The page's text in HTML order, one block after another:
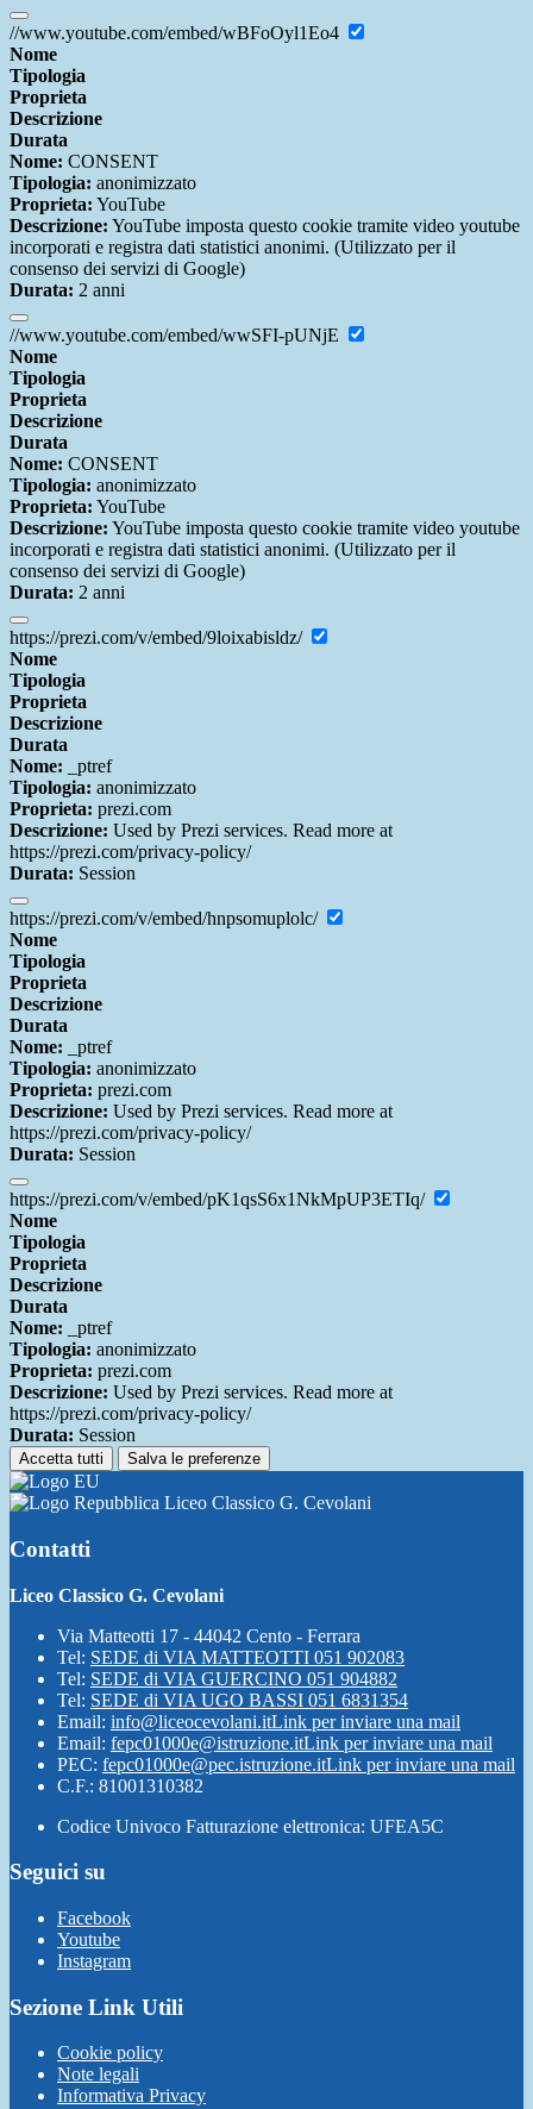
//www.youtube.com/embed/wBFoOyl1Eo4
Nome
Tipologia
Proprieta
Descrizione
Durata
Nome: CONSENT
Tipologia: anonimizzato
Proprieta: YouTube
Descrizione: YouTube imposta questo cookie tramite video youtube
incorporati e registra dati statistici anonimi. (Utilizzato per il
consenso dei servizi di Google)
Durata: 2 anni
//www.youtube.com/embed/wwSFI-pUNjE
Nome
Tipologia
Proprieta
Descrizione
Durata
Nome: CONSENT
Tipologia: anonimizzato
Proprieta: YouTube
Descrizione: YouTube imposta questo cookie tramite video youtube
incorporati e registra dati statistici anonimi. (Utilizzato per il
consenso dei servizi di Google)
Durata: 2 anni
https://prezi.com/v/embed/9loixabisldz/
Nome
Tipologia
Proprieta
Descrizione
Durata
Nome: _ptref
Tipologia: anonimizzato
Proprieta: prezi.com
Descrizione: Used by Prezi services. Read more at
https://prezi.com/privacy-policy/
Durata: Session
https://prezi.com/v/embed/hnpsomuplolc/
Nome
Tipologia
Proprieta
Descrizione
Durata
Nome: _ptref
Tipologia: anonimizzato
Proprieta: prezi.com
Descrizione: Used by Prezi services. Read more at
https://prezi.com/privacy-policy/
Durata: Session
https://prezi.com/v/embed/pK1qsS6x1NkMpUP3ETIq/
Nome
Tipologia
Proprieta
Descrizione
Durata
Nome: _ptref
Tipologia: anonimizzato
Proprieta: prezi.com
Descrizione: Used by Prezi services. Read more at
https://prezi.com/privacy-policy/
Durata: Session
Accetta tutti Salva le preferenze
Liceo Classico G. Cevolani
Contatti
Liceo Classico G. Cevolani
Via Matteotti 17 - 44042 Cento - Ferrara
Tel: SEDE di VIA MATTEOTTI 051 902083
Tel: SEDE di VIA GUERCINO 051 904882
Tel: SEDE di VIA UGO BASSI 051 6831354
Email: info@liceocevolani.itLink per inviare una mail
Email: fepc01000e@istruzione.itLink per inviare una mail
PEC: fepc01000e@pec.istruzione.itLink per inviare una mail
C.F.: 81001310382
Codice Univoco Fatturazione elettronica: UFEA5C
Seguici su
Facebook
Youtube
Instagram
Sezione Link Utili
Cookie policy
Note legali
Informativa Privacy